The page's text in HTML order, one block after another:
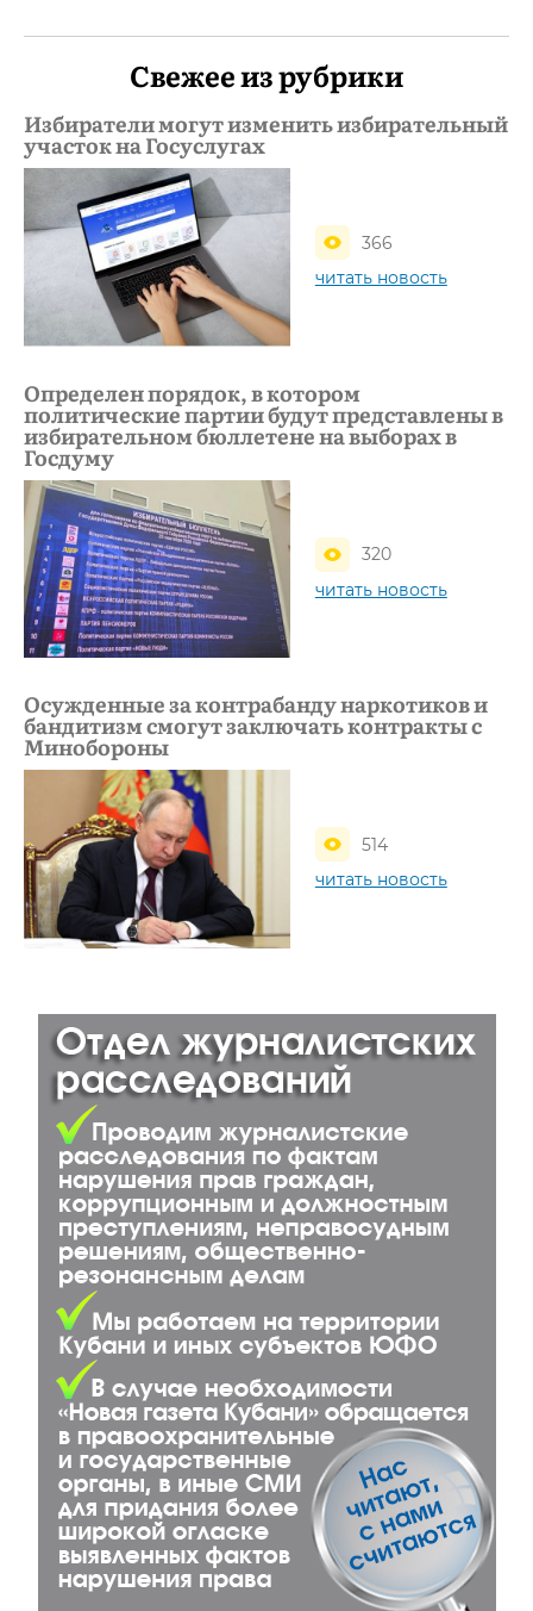
Свежее из рубрики
Избиратели могут изменить избирательный
участок на Госуслугах
366
читать новость
Определен порядок, в котором
политические партии будут представлены в
избирательном бюллетене на выборах в
Госдуму
320
читать новость
Осужденные за контрабанду наркотиков и
бандитизм смогут заключать контракты с
Минобороны
514
читать новость